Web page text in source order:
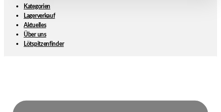
Kategorien
Lagerverkauf
Aktuelles
Über uns
Lötspitzenfinder